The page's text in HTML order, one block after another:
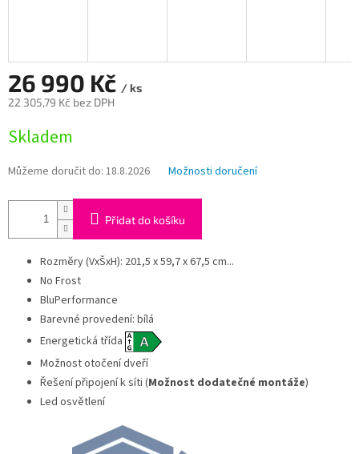
26 990 Kč / ks
22 305,79 Kč bez DPH
cena:
Skladem
Můžeme doručit do: 18.8.2026 Možnosti doručení
Přidat do košíku
Rozměry (VxŠxH): 201,5 x 59,7 x 67,5 cm...
No Frost
BluPerformance
Barevné provedení: bílá
Energetická třída
Možnost otočení dveří
Řešení připojení k síti (Možnost dodatečné montáže)
Led osvětlení